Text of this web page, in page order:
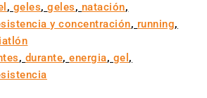
, geles,geles, natación,
y concentración, running,
, durante,energia, gel ,